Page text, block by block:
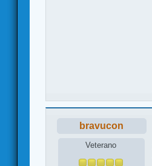
bravucon
Veterano